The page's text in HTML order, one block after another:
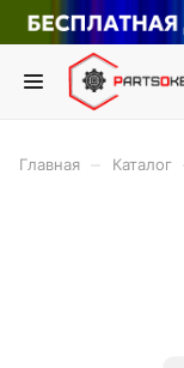
Главная Каталог